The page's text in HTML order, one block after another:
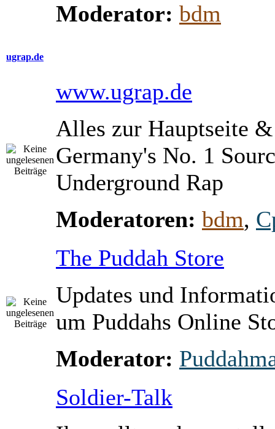
Moderator: bdm
ugrap.de
www.ugrap.de
Alles zur Hauptseite
Germany's No. 1
Underground Rap
Moderatoren: bdm,
The Puddah Store
Updates und
um Puddahs Online
Moderator:
Soldier-Talk